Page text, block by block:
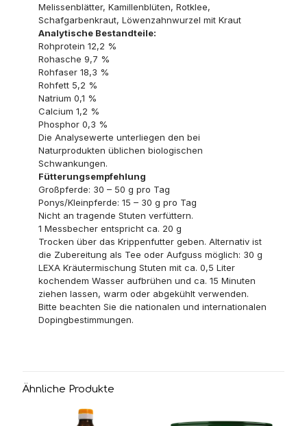
Melissenblätter, Kamillenblüten, Rotklee,
Schafgarbenkraut, Löwenzahnwurzel mit Kraut
Analytische Bestandteile:
Rohprotein 12,2 %
Rohasche 9,7 %
Rohfaser 18,3 %
Rohfett 5,2 %
Natrium 0,1 %
Calcium 1,2 %
Phosphor 0,3 %
Die Analysewerte unterliegen den bei
Naturprodukten üblichen biologischen
Schwankungen.
Fütterungsempfehlung
Großpferde: 30 – 50 g pro Tag
Ponys/Kleinpferde: 15 – 30 g pro Tag
Nicht an tragende Stuten verfüttern.
1 Messbecher entspricht ca. 20 g
Trocken über das Krippenfutter geben. Alternativ ist
die Zubereitung als Tee oder Aufguss möglich: 30 g
LEXA Kräutermischung Stuten mit ca. 0,5 Liter
kochendem Wasser aufbrühen und ca. 15 Minuten
ziehen lassen, warm oder abgekühlt verwenden.
Bitte beachten Sie die nationalen und internationalen
Dopingbestimmungen.
Ähnliche Produkte